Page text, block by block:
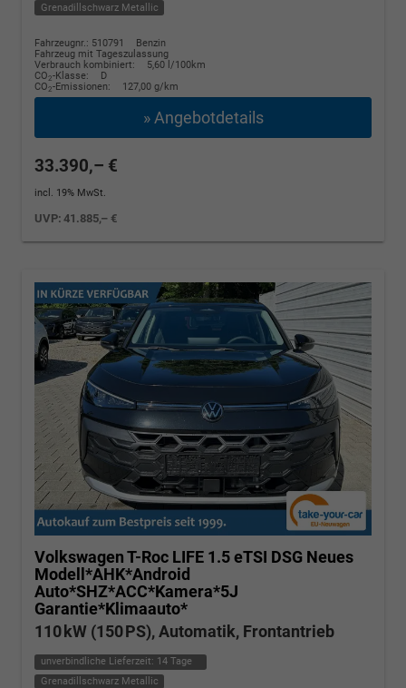
Grenadillschwarz Metallic
Fahrzeugnr.: 510791
Benzin
Fahrzeug mit Tageszulassung
Verbrauch kombiniert:
5,60 l/100km
CO2-Klasse:
D
CO2-Emissionen: 127,00 g/km
» Angebotdetails
33.390,– €
incl. 19% MwSt.
UVP:41.885,– €
Volkswagen T-Roc LIFE 1.5 eTSI DSG Neues
Modell*AHK*Android
Auto*SHZ*ACC*Kamera*5J
Garantie*Klimaauto*
110 kW (150 PS), Automatik, Frontantrieb
unverbindliche Lieferzeit: 14 Tage
Grenadillschwarz Metallic